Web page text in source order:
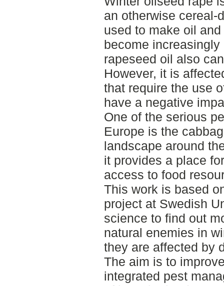
an otherwise cereal-
used to make oil
become
rapeseed oil also
However, it is
that require the use
have a negative
One of the serious
Europe is the
landscape around
it provides a place
access to food
This work is based
project at Swedish
science to find out
natural enemies in
they are affected by
The aim is to
integrated pest